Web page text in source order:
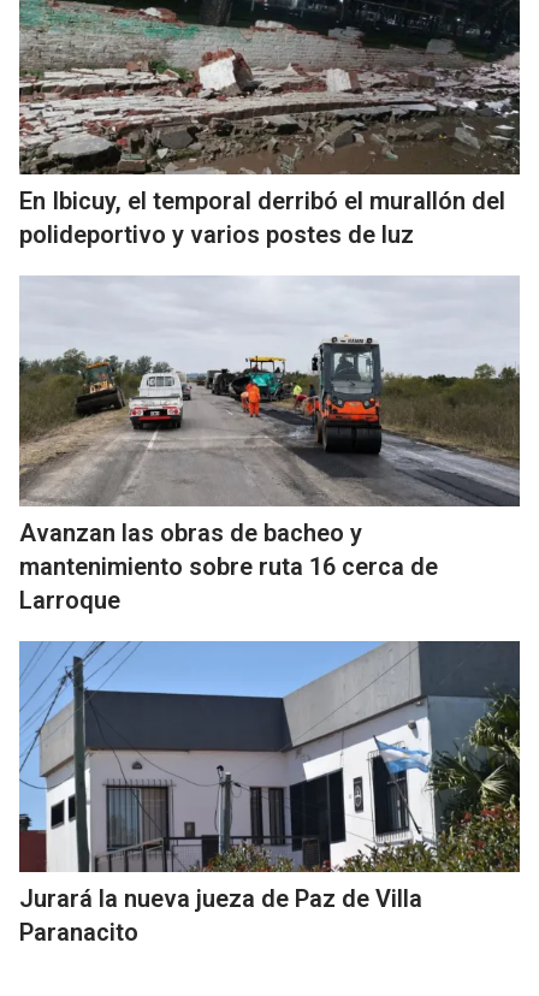
En Ibicuy, el temporal derribó el murallón del
polideportivo y varios postes de luz
Avanzan las obras de bacheo y
mantenimiento sobre ruta 16 cerca de
Larroque
Jurará la nueva jueza de Paz de Villa
Paranacito